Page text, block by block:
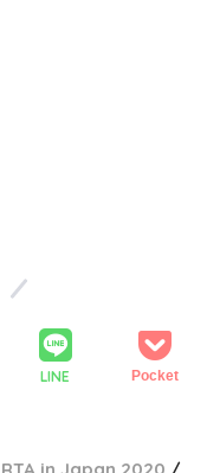
LINE Pocket